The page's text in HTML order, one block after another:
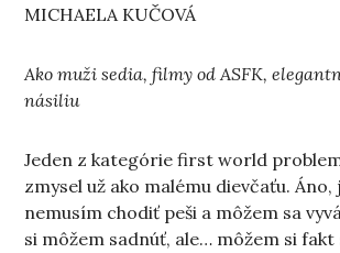
MICHAELA KUČOVÁ
Ako muži sedia, filmy od ASFK,
násiliu
Jeden z kategórie first world
zmysel už ako malému dievčaťu. Áno,
nemusím chodiť peši a môžem sa
si môžem sadnúť, ale… môžem si fakt